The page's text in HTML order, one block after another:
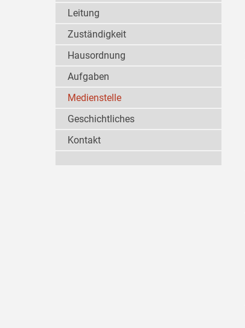
Leitung
Zuständigkeit
Hausordnung
Aufgaben
Medienstelle
Geschichtliches
Kontakt